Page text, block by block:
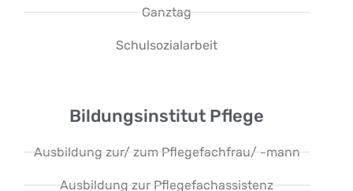
Ganztag
Schulsozialarbeit
Bildungsinstitut Pflege
Ausbildung zur/ zum Pflegefachfrau/ -mann
Ausbildung zur Pflegefachassistenz